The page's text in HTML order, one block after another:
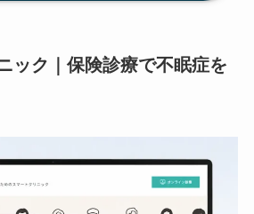
ック｜保険診療で不眠症を